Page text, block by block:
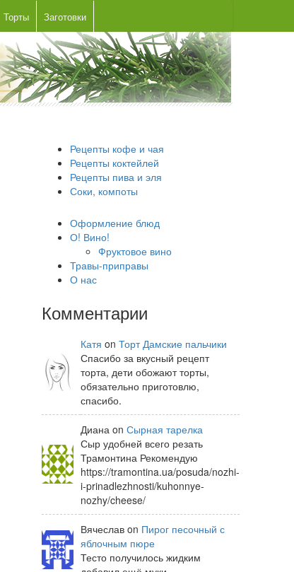
Торты Заготовки
Рецепты кофе и чая
Рецепты коктейлей
Рецепты пива и эля
Соки, компоты
Оформление блюд
О! Вино!
Фруктовое вино
Травы-приправы
О нас
Комментарии
Катя on Торт Дамские пальчики
Спасибо за вкусный рецепт
торта, дети обожают торты,
обязательно приготовлю,
спасибо.
Диана on Сырная тарелка
Сыр удобней всего резать
Трамонтина Рекомендую
https://tramontina.ua/posuda/nozhi-
i-prinadlezhnosti/kuhonnye-
nozhy/cheese/
Вячеслав on Пирог песочный с
яблочным пюре
Тесто получилось жидким